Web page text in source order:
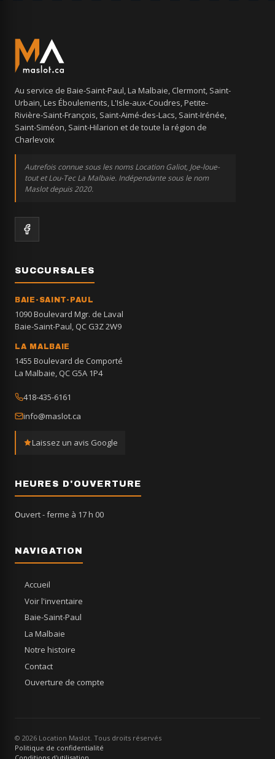
Au service de Baie-Saint-Paul, La Malbaie, Clermont, Saint-
Urbain, Les Éboulements, L'Isle-aux-Coudres, Petite-
Rivière-Saint-François, Saint-Aimé-des-Lacs, Saint-Irénée,
Saint-Siméon, Saint-Hilarion et de toute la région de
Charlevoix
Autrefois connue sous les noms Location Galiot, Joe-loue-
tout et Lou-Tec La Malbaie. Indépendante sous le nom
Maslot depuis 2020.
SUCCURSALES
BAIE-SAINT-PAUL
1090 Boulevard Mgr. de Laval
Baie-Saint-Paul, QC G3Z 2W9
LA MALBAIE
1455 Boulevard de Comporté
La Malbaie, QC G5A 1P4
418-435-6161
info@maslot.ca
Laissez un avis Google
HEURES D'OUVERTURE
Ouvert- ferme à 17 h 00
NAVIGATION
Accueil
Voir l'inventaire
Baie-Saint-Paul
La Malbaie
Notre histoire
Contact
Ouverture de compte
© 2026 Location Maslot. Tous droits réservés
Politique de confidentialité